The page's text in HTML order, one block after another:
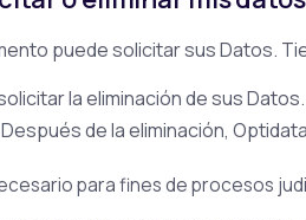
puede solicitar sus Datos.
la eliminación de sus
de la eliminación,
para fines de procesos